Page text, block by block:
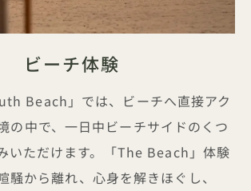
ビーチ体験
Beach」では、ビーチへ直接アク
の中で、一日中ビーチサイドのくつ
いただけます。「The Beach」体験
騒から離れ、心身を解きほぐし、